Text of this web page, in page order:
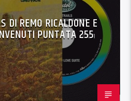
DI REMO RICALDONE E
PUNTATA 255